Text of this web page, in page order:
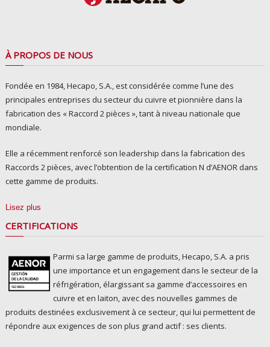
À PROPOS DE NOUS
Fondée en 1984, Hecapo, S.A., est considérée comme l’une des
principales entreprises du secteur du cuivre et pionnière dans la
fabrication des « Raccord 2 pièces », tant à niveau nationale que
mondiale.
Elle a récemment renforcé son leadership dans la fabrication des
Raccords 2 pièces, avec l’obtention de la certification N d’AENOR dans
cette gamme de produits.
Lisez plus
CERTIFICATIONS
Parmi sa large gamme de produits, Hecapo, S.A. a pris
une importance et un engagement dans le secteur de la
réfrigération, élargissant sa gamme d’accessoires en
cuivre et en laiton, avec des nouvelles gammes de
produits destinées exclusivement à ce secteur, qui lui permettent de
répondre aux exigences de son plus grand actif : ses clients.